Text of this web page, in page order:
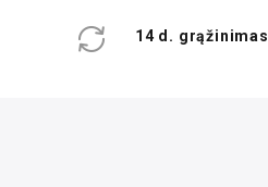
14 d. grąžinimas